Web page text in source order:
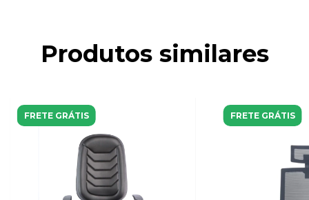
Produtos similares
FRETE GRÁTIS FRETE GRÁTIS